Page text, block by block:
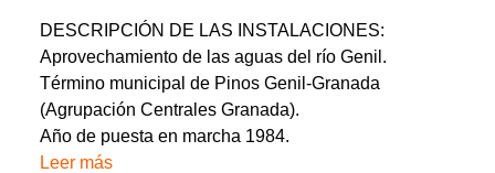
DESCRIPCIÓN DE LAS INSTALACIONES:
Aprovechamiento de las aguas del río Genil.
Término municipal de Pinos Genil-Granada
(Agrupación Centrales Granada).
Año de puesta en marcha 1984.
Leer más